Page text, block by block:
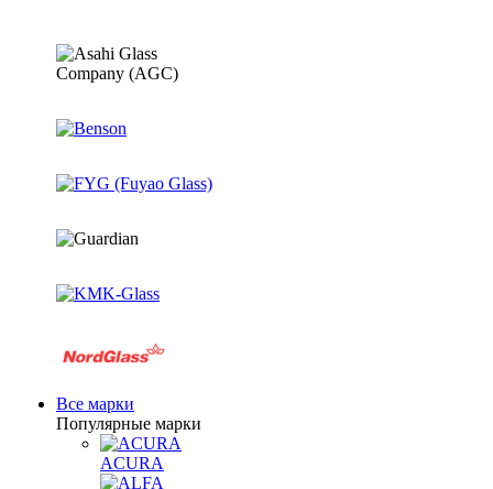
Все марки
Популярные марки
ACURA